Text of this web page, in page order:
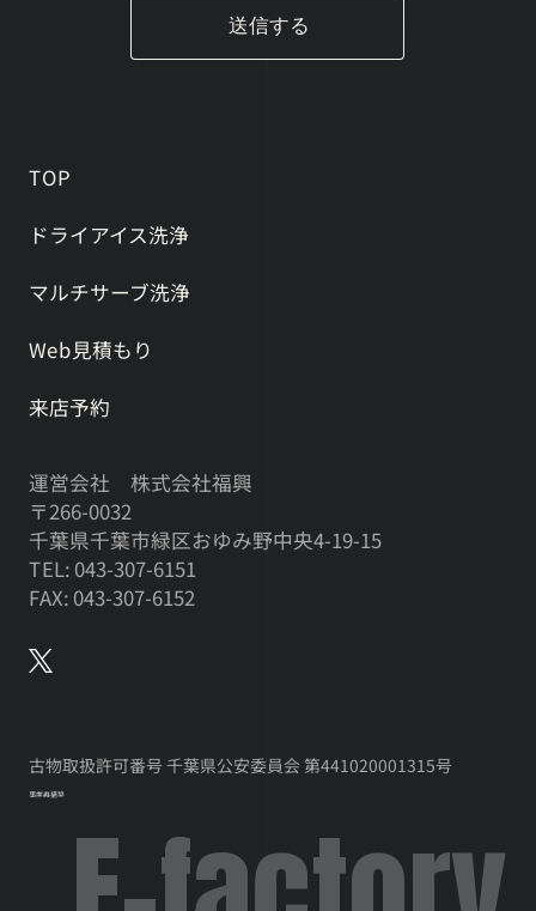
TOP
ドライアイス洗浄
マルチサーブ洗浄
Web見積もり
来店予約
運営会社 株式会社福興
〒266-0032
千葉県千葉市緑区おゆみ野中央4-19-15
TEL: 043-307-6151
FAX: 043-307-6152
古物取扱許可番号 千葉県公安委員会 第441020001315号
事業再構築